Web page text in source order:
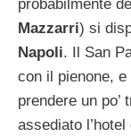
probabilmente
Mazzarri) si
Napoli. Il San
con il pienone,
prendere un po’
assediato